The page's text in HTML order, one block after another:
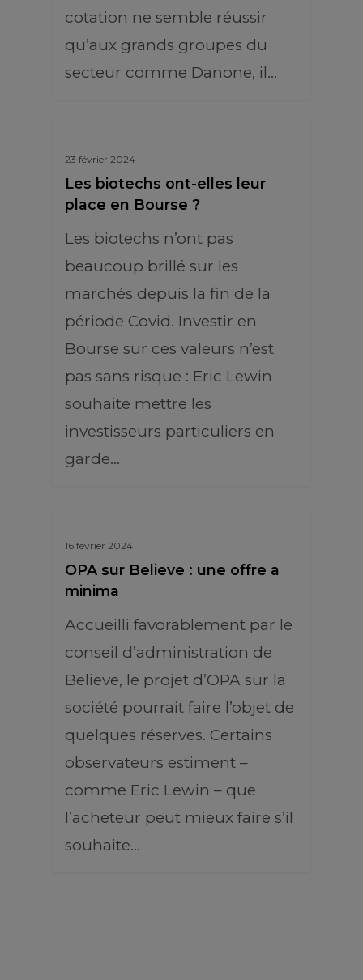
cotation ne semble réussir
qu’aux grands groupes du
secteur comme Danone, il…
23 février 2024
Les biotechs ont-elles leur
place en Bourse ?
Les biotechs n’ont pas
beaucoup brillé sur les
marchés depuis la fin de la
période Covid. Investir en
Bourse sur ces valeurs n’est
pas sans risque : Eric Lewin
souhaite mettre les
investisseurs particuliers en
garde…
16 février 2024
OPA sur Believe : une offre a
minima
Accueilli favorablement par le
conseil d’administration de
Believe, le projet d’OPA sur la
société pourrait faire l’objet de
quelques réserves. Certains
observateurs estiment –
comme Eric Lewin – que
l’acheteur peut mieux faire s’il
souhaite…